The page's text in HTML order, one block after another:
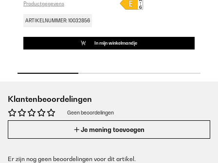
Productgegevens
ARTIKELNUMMER: 10032856
In mijn winkelmandje
Klantenbeoordelingen
Geen beoordelingen
Je mening toevoegen
Er zijn nog geen beoordelingen voor dit artikel.